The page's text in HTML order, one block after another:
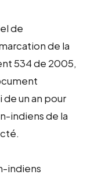
de
de la
534 de 2005,
de un an pour
indiens de la
indiens